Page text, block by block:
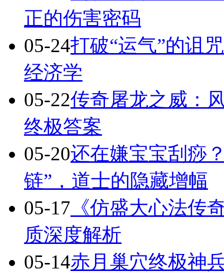
正的伤害密码
05-24打破“运气”的诅
经济学
05-22传奇屠龙之威：
终极答案
05-20还在嫌宝宝刮痧
链”，道士的隐藏增幅
05-17 《仿盛大心法传
质深度解析
05-14赤月巢穴终极神